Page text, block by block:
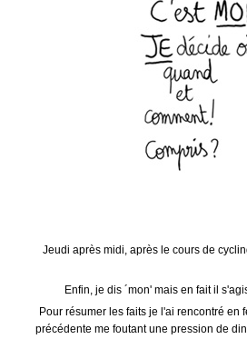
Jeudi après midi, après le cours de
Enfin, je dis ´mon' mais en fait il
Pour résumer les faits je l'ai rencontré
précédente me foutant une pression de